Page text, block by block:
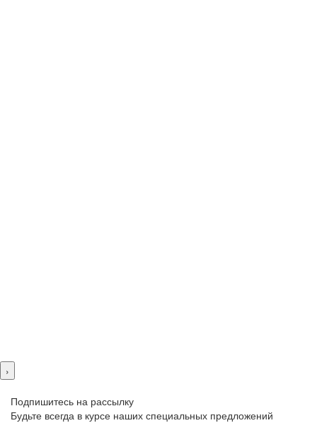
›
Подпишитесь на рассылку
Будьте всегда в курсе наших специальных предложений